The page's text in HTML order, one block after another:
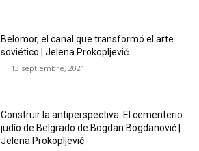
Belomor, el canal que transformó el arte
soviético | Jelena Prokopljević
13 septiembre, 2021
Construir la antiperspectiva. El cementerio
judío de Belgrado de Bogdan Bogdanović |
Jelena Prokopljević